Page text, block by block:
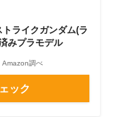
ライクガンダム(ラ
みプラモデル
調べ
ック